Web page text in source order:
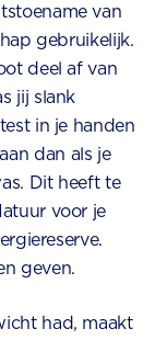
van
gebruikelijk.
deel af van
jij slank
in je handen
dan als je
Dit heeft te
voor je
geven.
had, maakt